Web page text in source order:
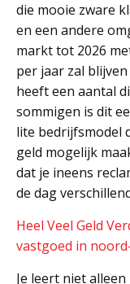
die mooie zware
en een andere
markt tot 2026
per jaar zal blijven
heeft een aantal
sommigen is dit
lite bedrijfsmodel
geld mogelijk
dat je ineens
de dag
Heel Veel Geld
vastgoed in
Je leert niet